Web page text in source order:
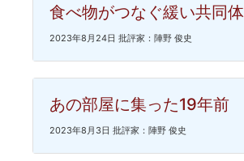
食べ物がつなぐ緩い共同体
2023年8月24日 批評家：陣野 俊史
あの部屋に集った19年前
2023年8月3日 批評家：陣野 俊史